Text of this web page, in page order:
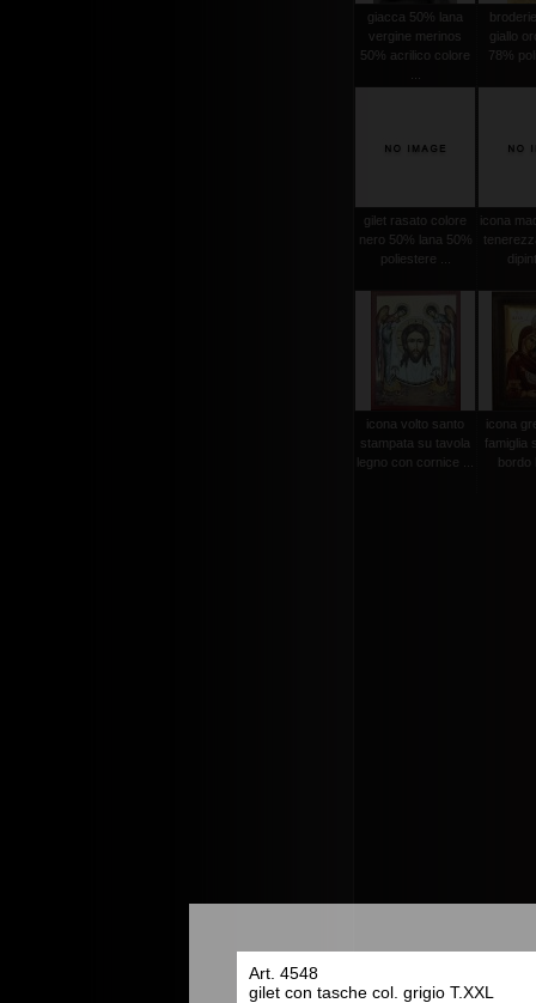
Art. 4548
gilet con tasche col. grigio T.XXL
giacca 50% lana
vergine merinos
50% acrilico colore
giallo
78%
gilet rasato colore
nero 50% lana 50%
poliestere ...
icona
icona volto santo
stampata su tavola
legno con cornice ...
icona
famiglia
bordo